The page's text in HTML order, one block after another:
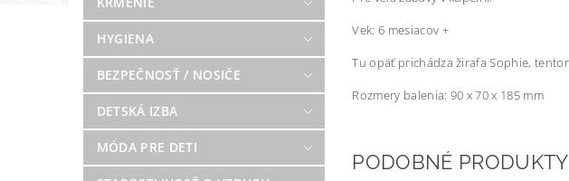
HYGIENA
BEZPEČNOSŤ / NOSIČE
DETSKÁ IZBA
MÓDA PRE DETI
Vek: 6 mesiacov +
Tu opäť prichádza žirafa Sophie,
Rozmery balenia: 90 x 70 x 185 mm
PODOBNÉ PRODUKTY